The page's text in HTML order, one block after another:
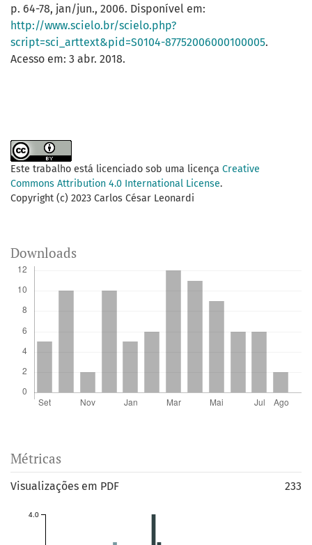
p. 64-78, jan/jun., 2006. Disponível em:
http://www.scielo.br/scielo.php?
script=sci_arttext&pid=S0104-87752006000100005.
Acesso em: 3 abr. 2018.
Este trabalho está licenciado sob uma licença Creative
Commons Attribution 4.0 International License.
Copyright (c) 2023 Carlos César Leonardi
Downloads
Métricas
Visualizações em PDF 233
4.0